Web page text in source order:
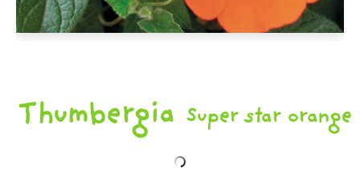
Thumbergia Super star orange